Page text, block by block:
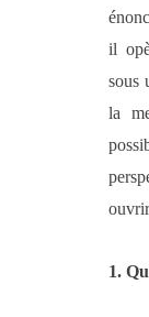
il
sous
la
1.